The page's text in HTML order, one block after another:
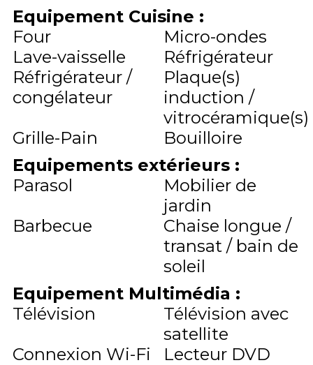
Equipement Cuisine :
Four
Micro-ondes
Lave-vaisselle
Réfrigérateur
Réfrigérateur /
congélateur
Plaque(s)
induction /
vitrocéramique(s)
Grille-Pain
Bouilloire
Equipements extérieurs :
Parasol
Mobilier de
jardin
Barbecue
Chaise longue /
transat / bain de
soleil
Equipement Multimédia :
Télévision
Télévision avec
satellite
Connexion Wi-Fi
Lecteur DVD